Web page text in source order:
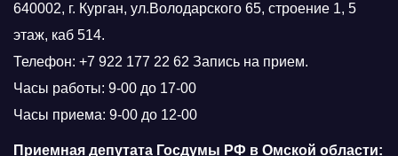
640002, г. Курган, ул.Володарского 65, строение 1, 5
этаж, каб 514.
Телефон: +7 922 177 22 62 Запись на прием.
Часы работы: 9-00 до 17-00
Часы приема: 9-00 до 12-00
Приемная депутата Госдумы РФ в Омской области: